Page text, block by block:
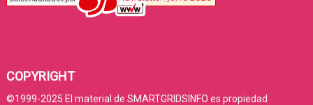
COPYRIGHT
©1999-2025 El material de SMARTGRIDSINFO es propiedad